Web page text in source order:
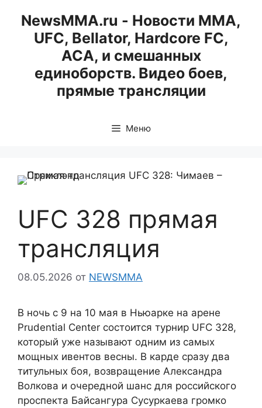
содержимому
NewsMMA.ru - Новости ММА,
UFC, Bellator, Hardcore FC,
ACA, и смешанных
единоборств. Видео боев,
прямые трансляции
Меню
UFC 328 прямая
трансляция
08.05.2026 от NEWSMMA
В ночь с 9 на 10 мая в Ньюарке на арене
Prudential Center состоится турнир UFC 328,
который уже называют одним из самых
мощных ивентов весны. В карде сразу два
титульных боя, возвращение Александра
Волкова и очередной шанс для российского
проспекта Байсангура Сусуркаева громко